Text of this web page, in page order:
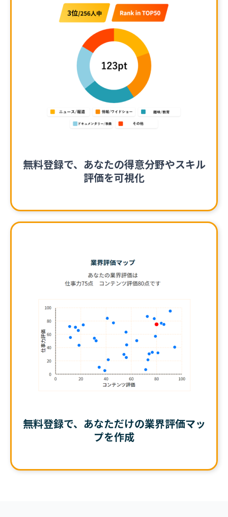
無料登録で、あなたの得意分野やスキル
評価を可視化
無料登録で、あなただけの業界評価マッ
プを作成